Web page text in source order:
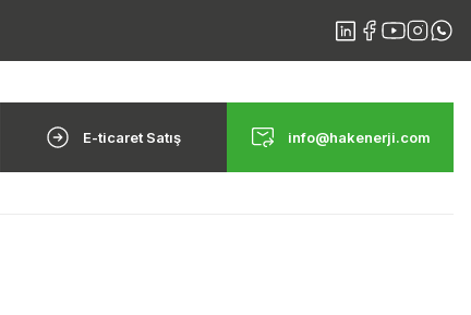
E-ticaret Satış info@hakenerji.com